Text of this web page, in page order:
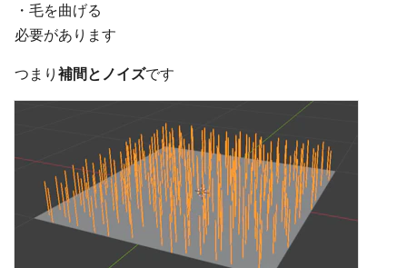
・毛を曲げる
必要があります
つまり 補間とノイズです